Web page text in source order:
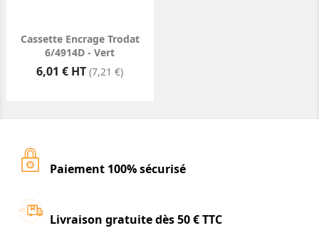
Cassette Encrage Trodat
6/4914D - Vert
Prix
6,01 € HT (7,21 €)
Paiement 100% sécurisé
Livraison gratuite dès 50 € TTC